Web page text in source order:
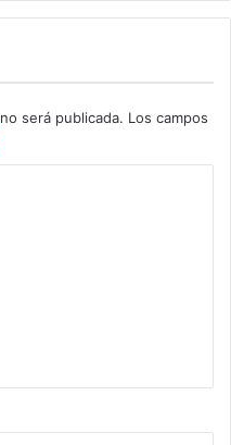
será publicada. Los campos